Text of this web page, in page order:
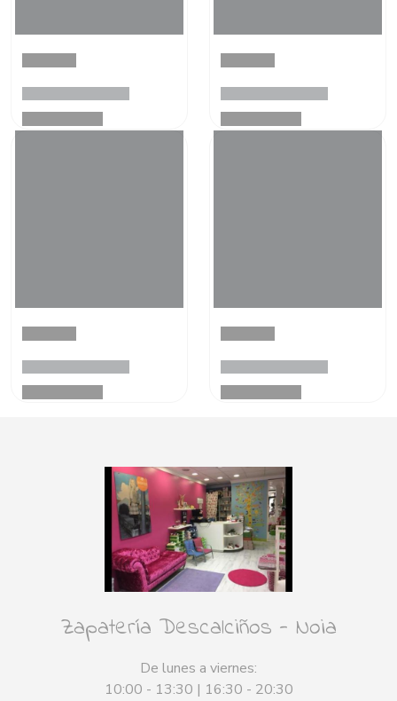
Zapatería Descalciños - Noia
De lunes a viernes:
10:00 - 13:30 | 16:30 - 20:30